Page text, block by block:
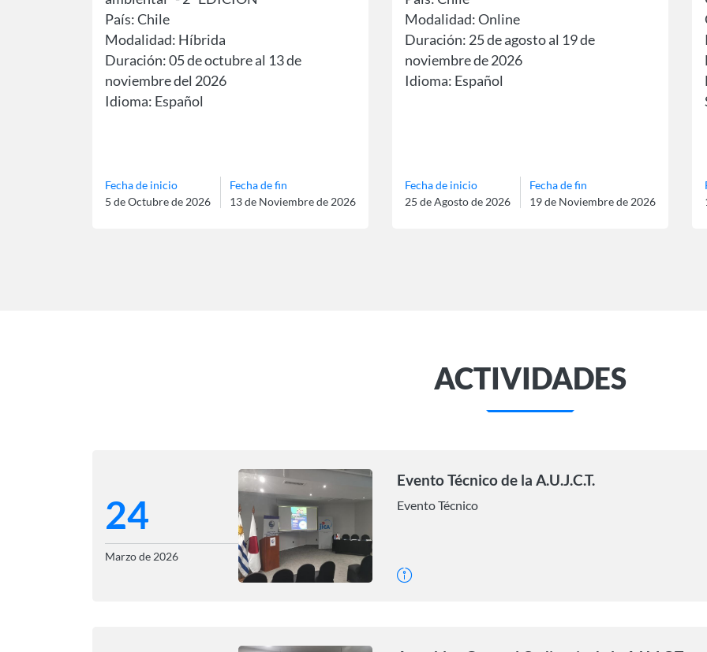
País: Chile
Modalidad: Híbrida
Duración: 05 de octubre al 13 de
noviembre del 2026
Idioma: Español
Fecha de inicio
5 de Octubre de 2026
Fecha de fin
13 de Noviembre de 2026
Modalidad: Online
Duración: 25 de agosto al 19 de
noviembre de 2026
Idioma: Español
Fecha de inicio
25 de Agosto de 2026
Fecha de fin
19 de Noviembre de 2026
ACTIVIDADES
24
Marzo de 2026
Evento Técnico de la A.U.J.C.T.
Evento Técnico